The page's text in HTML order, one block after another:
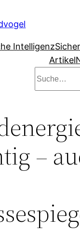
Intelligenz
Artikel
–